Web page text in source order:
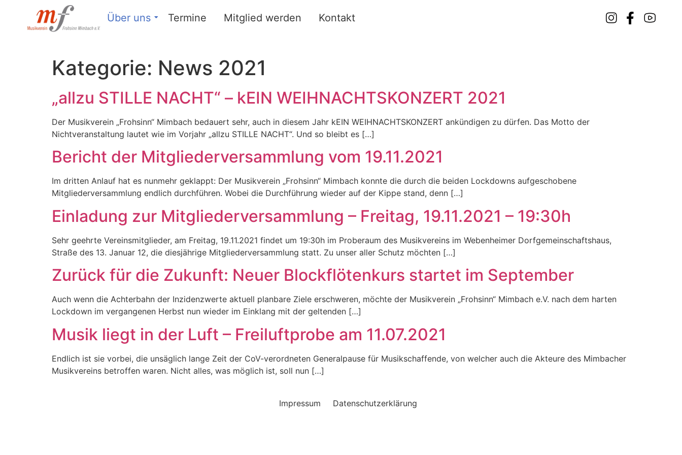
Über uns Termine Mitglied werden Kontakt
Kategorie: News 2021
„allzu STILLE NACHT“ – kEIN WEIHNACHTSKONZERT 2021
Der Musikverein „Frohsinn“ Mimbach bedauert sehr, auch in diesem Jahr kEIN WEIHNACHTSKONZERT ankündigen zu dürfen. Das Motto der
Nichtveranstaltung lautet wie im Vorjahr „allzu STILLE NACHT“. Und so bleibt es […]
Bericht der Mitgliederversammlung vom 19.11.2021
Im dritten Anlauf hat es nunmehr geklappt: Der Musikverein „Frohsinn“ Mimbach konnte die durch die beiden Lockdowns aufgeschobene
Mitgliederversammlung endlich durchführen. Wobei die Durchführung wieder auf der Kippe stand, denn […]
Einladung zur Mitgliederversammlung – Freitag, 19.11.2021 – 19:30h
Sehr geehrte Vereinsmitglieder, am Freitag, 19.11.2021 findet um 19:30h im Proberaum des Musikvereins im Webenheimer Dorfgemeinschaftshaus,
Straße des 13. Januar 12, die diesjährige Mitgliederversammlung statt. Zu unser aller Schutz möchten […]
Zurück für die Zukunft: Neuer Blockflötenkurs startet im September
Auch wenn die Achterbahn der Inzidenzwerte aktuell planbare Ziele erschweren, möchte der Musikverein „Frohsinn“ Mimbach e.V. nach dem harten
Lockdown im vergangenen Herbst nun wieder im Einklang mit der geltenden […]
Musik liegt in der Luft – Freiluftprobe am 11.07.2021
Endlich ist sie vorbei, die unsäglich lange Zeit der CoV-verordneten Generalpause für Musikschaffende, von welcher auch die Akteure des Mimbacher
Musikvereins betroffen waren. Nicht alles, was möglich ist, soll nun […]
Impressum Datenschutzerklärung